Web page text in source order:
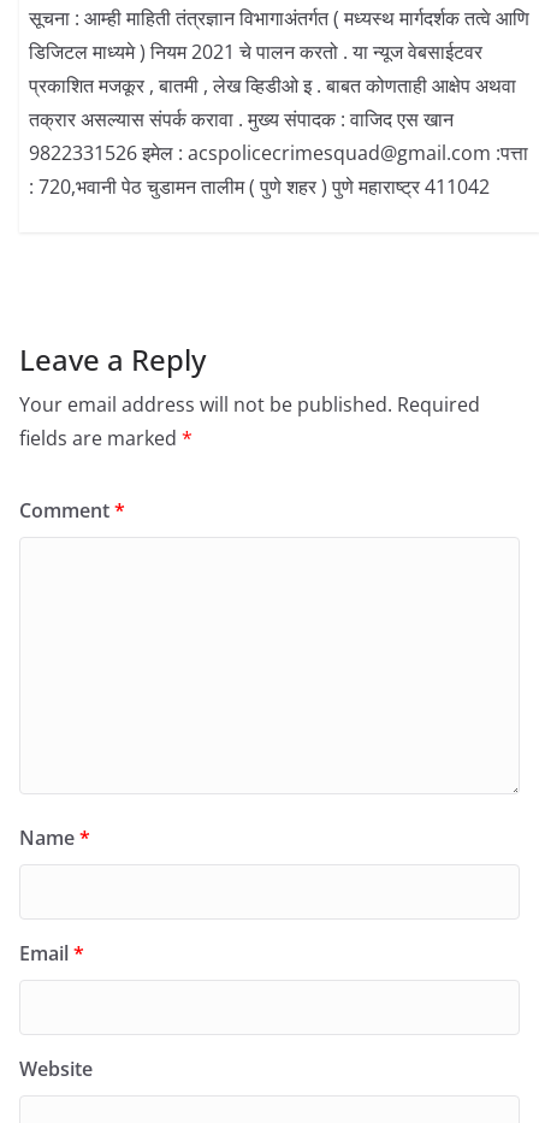
सूचना : आम्ही माहिती तंत्रज्ञान विभागाअंतर्गत ( मध्यस्थ मार्गदर्शक तत्वे आणि
डिजिटल माध्यमे ) नियम 2021 चे पालन करतो . या न्यूज वेबसाईटवर
प्रकाशित मजकूर , बातमी , लेख व्हिडीओ इ . बाबत कोणताही आक्षेप अथवा
तक्रार असल्यास संपर्क करावा . मुख्य संपादक : वाजिद एस खान
9822331526 इमेल : acspolicecrimesquad@gmail.com :पत्ता
: 720,भवानी पेठ चुडामन तालीम ( पुणे शहर ) पुणे महाराष्ट्र 411042
Leave a Reply
Your email address will not be published. Required
fields are marked *
Comment*
Name*
Email*
Website